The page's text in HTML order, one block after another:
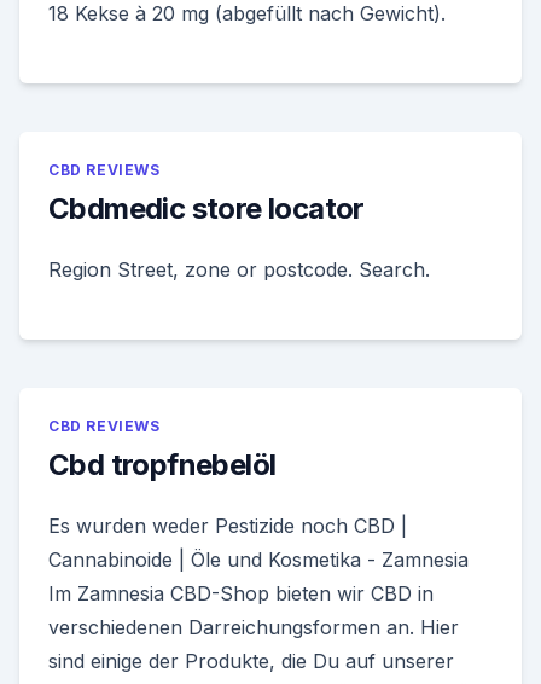
18 Kekse à 20 mg (abgefüllt nach Gewicht).
CBD REVIEWS
Cbdmedic store locator
Region Street, zone or postcode. Search.
CBD REVIEWS
Cbd tropfnebelöl
Es wurden weder Pestizide noch CBD |
Cannabinoide | Öle und Kosmetika - Zamnesia
Im Zamnesia CBD-Shop bieten wir CBD in
verschiedenen Darreichungsformen an. Hier
sind einige der Produkte, die Du auf unserer